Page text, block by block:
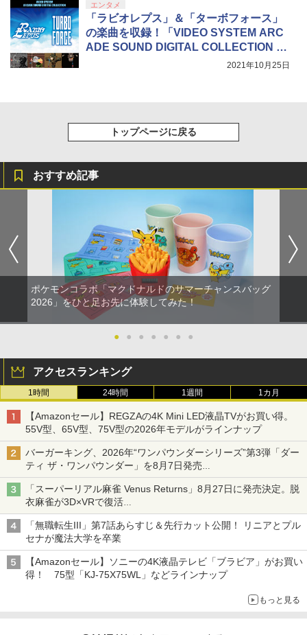
エンタメ
「ラビオレプス」＆「ターボフォース」
の楽曲を収録！「VIDEO SYSTEM ARC
ADE SOUND DIGITAL COLLECTION Vo
2021年10月25日
トップページに戻る
おすすめ記事
ポケモンコラボ「マクドナルドのサマーチャンスバッグ
2026」をひと足お先に体験してみた！
● ● ● ● ● ● ●
アクセスランキング
1時間 24時間 1週間 1カ月
【Amazonセール】REGZAの4K Mini LED液晶TVがお買い得。
55V型、65V型、75V型の2026年モデルがラインナップ
バーガーキング、2026年“ワンパウンダーシリーズ”第3弾「ダー
ティ ザ・ワンパウンダー」を8月7日発売
「特製ガーリックマヨソース」を使用した超大型チーズバーガー
「スーパーリアル麻雀 Venus Returns」8月27日に発売決定。脱
衣麻雀が3D×VRで復活
発売から2週間は20%オフになるセールが実施
「無職転生III」第7話あらすじ＆先行カット公開！ リニアとプル
セナが魔法大学を卒業
【Amazonセール】ソニーの4K液晶テレビ「ブラビア」がお買い
得！ 75型「KJ-75X75WL」などラインナップ
もっと見る